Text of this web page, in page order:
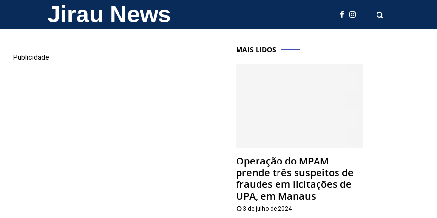
Jirau News
Publicidade
MAIS LIDOS
Operação do MPAM
prende três suspeitos de
fraudes em licitações de
UPA, em Manaus
3 de julho de 2024